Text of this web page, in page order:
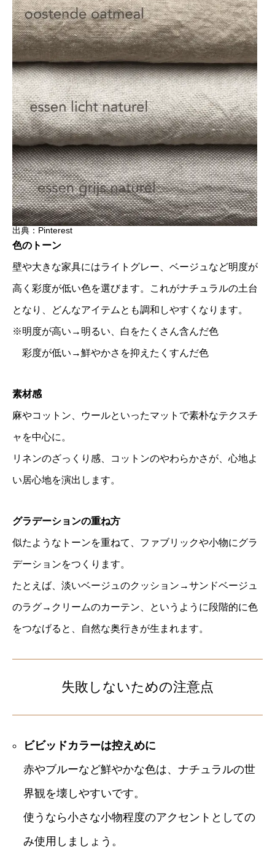
出典：Pinterest
色のトーン
壁や大きな家具にはライトグレー、ベージュなど明度が
高く彩度が低い色を選びます。これがナチュラルの土台
となり、どんなアイテムとも調和しやすくなります。
※明度が高い→明るい、白をたくさん含んだ色
彩度が低い→鮮やかさを抑えたくすんだ色
素材感
麻やコットン、ウールといったマットで素朴なテクスチ
ャを中心に。
リネンのざっくり感、コットンのやわらかさが、心地よ
い居心地を演出します。
グラデーションの重ね方
似たようなトーンを重ねて、ファブリックや小物にグラ
デーションをつくります。
たとえば、淡いベージュのクッション→サンドベージュ
のラグ→クリームのカーテン、というように段階的に色
をつなげると、自然な奥行きが生まれます。
失敗しないための注意点
ビビッドカラーは控えめに
赤やブルーなど鮮やかな色は、ナチュラルの世
界観を壊しやすいです。
使うなら小さな小物程度のアクセントとしての
み使用しましょう。